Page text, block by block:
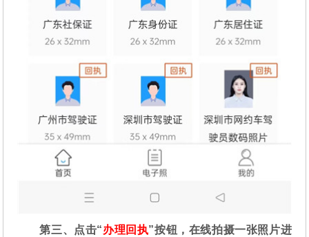
第三、点击“办理回执”按钮，在线拍摄一张照片进